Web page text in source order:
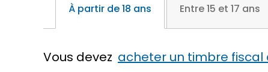
À partir de 18 ans Entre 15 et 17 ans
Vous devez acheter un timbre fiscal